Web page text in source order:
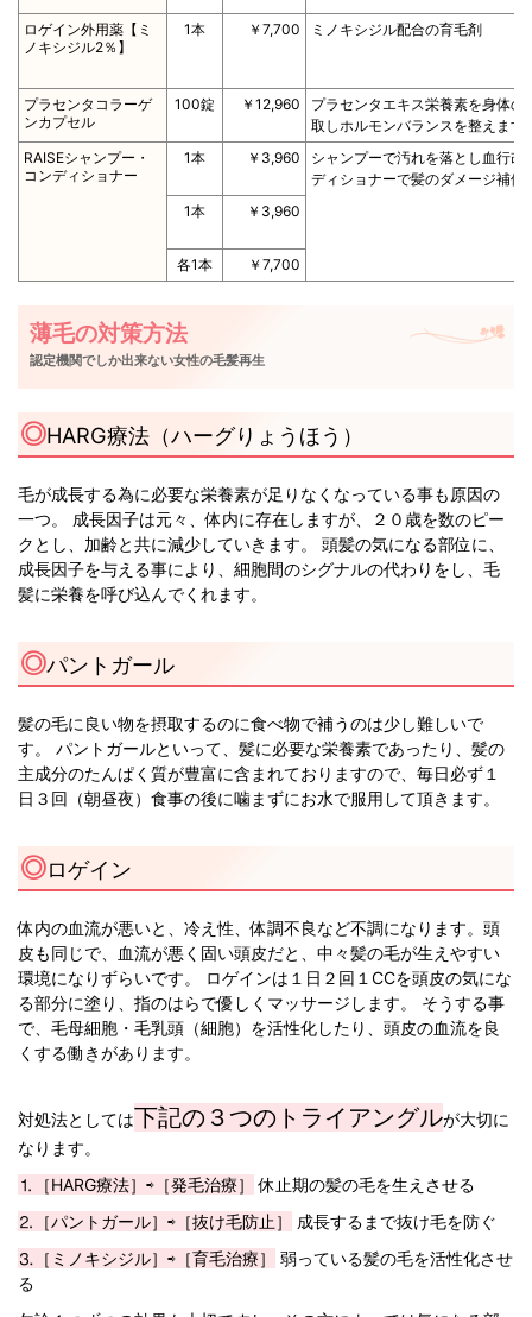
ロゲイン外用薬【ミ
ノキシジル2％】
1本 ￥7,700 ミノキシジル配合の育毛剤
プラセンタコラーゲ
ンカプセル
100錠 ￥12,960
プラセンタエキス栄養素を身体の
取しホルモンバランスを整えます
RAISEシャンプー・
コンディショナー
1本 ￥3,960
シャンプーで汚れを落とし血行改
ディショナーで髪のダメージ補修
1本
￥3,960
各1本 ￥7,700
薄毛の対策方法
認定機関でしか出来ない女性の毛髪再生
HARG療法（ハーグりょうほう）
毛が成長する為に必要な栄養素が足りなくなっている事も原因の
一つ。 成長因子は元々、体内に存在しますが、２０歳を数のピー
クとし、加齢と共に減少していきます。 頭髪の気になる部位に、
成長因子を与える事により、細胞間のシグナルの代わりをし、毛
髪に栄養を呼び込んでくれます。
パントガール
髪の毛に良い物を摂取するのに食べ物で補うのは少し難しいで
す。 パントガールといって、髪に必要な栄養素であったり、髪の
主成分のたんぱく質が豊富に含まれておりますので、毎日必ず１
日３回（朝昼夜）食事の後に噛まずにお水で服用して頂きます。
ロゲイン
体内の血流が悪いと、冷え性、体調不良など不調になります。頭
皮も同じで、血流が悪く固い頭皮だと、中々髪の毛が生えやすい
環境になりずらいです。 ロゲインは１日２回１CCを頭皮の気にな
る部分に塗り、指のはらで優しくマッサージします。 そうする事
で、毛母細胞・毛乳頭（細胞）を活性化したり、頭皮の血流を良
くする働きがあります。
対処法としては下記の３つのトライアングルが大切に
なります。
⒈［HARG療法］⇨［発毛治療］
休止期の髪の毛を生えさせる
⒉［パントガール］⇨［抜け毛防止］
成長するまで抜け毛を防ぐ
⒊［ミノキシジル］⇨［育毛治療］
弱っている髪の毛を活性化させ
る